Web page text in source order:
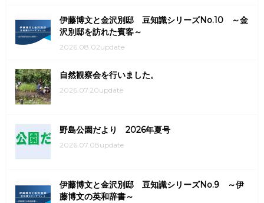
伊藤博文と金沢別邸 豆知識シリーズNo.10 ～金
沢別邸を訪れた賓客～
2026.08.02update
自然観察会を行いました。
2026.07.20update
野島公園だより 2026年夏号
2026.07.08update
伊藤博文と金沢別邸 豆知識シリーズNo.9 ～伊
藤博文の英和辞書～